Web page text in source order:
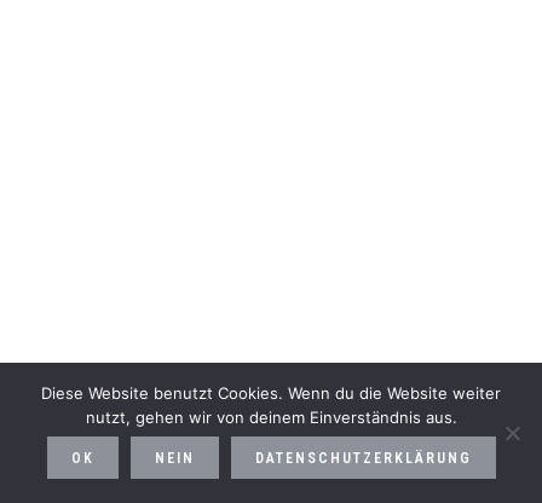
Diese Website benutzt Cookies. Wenn du die Website weiter
nutzt, gehen wir von deinem Einverständnis aus.
OK NEIN DATENSCHUTZERKLÄRUNG